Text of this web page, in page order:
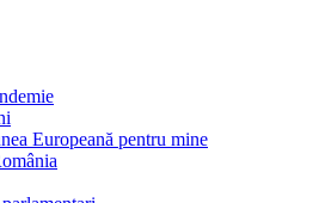
Europeană pentru mine